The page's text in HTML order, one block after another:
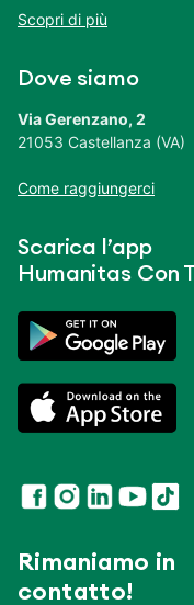
Scopri di più
Dove siamo
Via Gerenzano, 2
21053 Castellanza (VA)
Come raggiungerci
Scarica l’app
Humanitas Con
Rimaniamo in
contatto!